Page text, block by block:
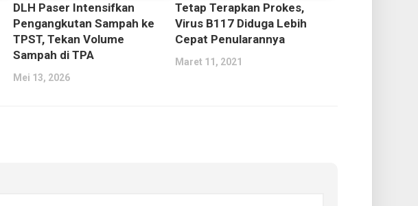
DLH Paser Intensifkan
Pengangkutan Sampah ke
TPST, Tekan Volume
Sampah di TPA
Mei 13, 2026
Tetap Terapkan Prokes,
Virus B117 Diduga Lebih
Cepat Penularannya
Maret 11, 2021